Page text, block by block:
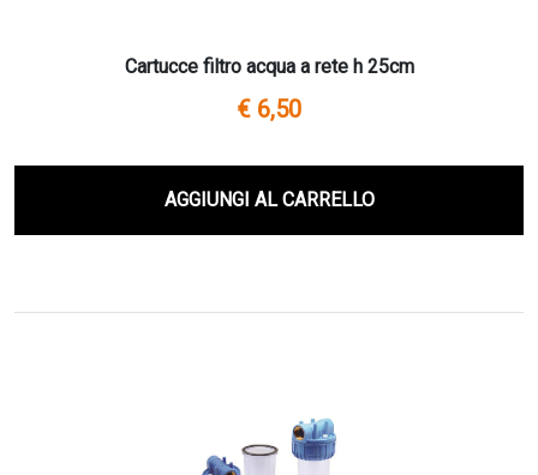
Cartucce filtro acqua a rete h 25cm
€ 6,50
AGGIUNGI AL CARRELLO